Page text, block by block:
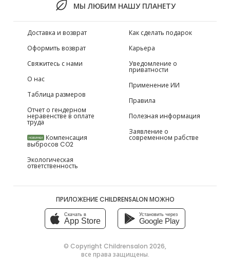
МЫ ЛЮБИМ НАШУ ПЛАНЕТУ
Доставка и возврат
Оформить возврат
Свяжитесь с нами
О нас
Таблица размеров
Отчет о гендерном
неравенстве в оплате
труда
НОВИНКИ Компенсация
выбросов CO2
Экологическая
ответственность
Как сделать подарок
Карьера
Уведомление о
приватности
Применение ИИ
Правила
Полезная информация
Заявление о
современном рабстве
ПРИЛОЖЕНИЕ CHILDRENSALON МОЖНО
Скачать в
App Store
Установить через
Google Play
© Copyright Childrensalon 2026,
все права защищены.